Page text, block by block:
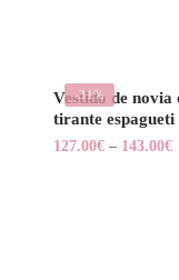
-31%
Vestido de novia
tirante espagueti
127.00€ – 143.00€